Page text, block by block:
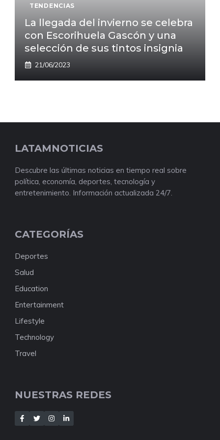
TENDENCIAS
La llegada del invierno se celebra
con Escorihuela Gascón y una
selección de sus tintos insignia
21/06/2023
LATAMNOTICIAS
Descubre las últimas noticias en tiempo real sobre
política, economía, deportes, tecnología y
entretenimiento. Información actualizada 24/7.
CATEGORÍAS
Deportes
Salud
Education
Entertainment
Lifestyle
Technology
Travel
NUESTRAS REDES